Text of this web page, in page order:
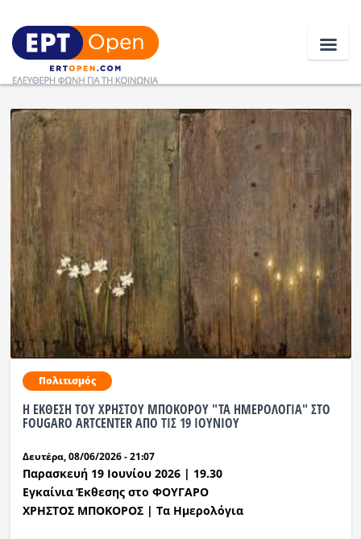
Ειδήσεις
Ελλάδα
Κοινωνία
Πολιτική
Οικονομία
Αθλητικά
Κόσμος
Ραδιόφωνο
Εκπομπές
Πολιτισμός
Πολιτισμός
Η ΕΚΘΕΣΗ ΤΟΥ ΧΡΗΣΤΟΥ ΜΠΟΚΟΡΟΥ "ΤΑ ΗΜΕΡΟΛΟΓΙΑ" ΣΤΟ
FOUGARO ARTCENTER ΑΠΟ ΤΙΣ 19 ΙΟΥΝΙΟΥ
Δευτέρα, 08/06/2026 - 21:07
Παρασκευή 19 Ιουνίου2026 | 19.30
Εγκαίνια Έκθεσηςστο ΦΟΥΓΑΡΟ
ΧΡΗΣΤΟΣ ΜΠΟΚΟΡΟΣ | Τα Ημερολόγια